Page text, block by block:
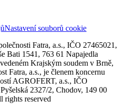
Nastavení souborů cookie
Fatra, a.s., IČO 27465021,
Bati 1541, 763 61 Napajedla
Krajským soudem v Brně,
Fatra, a.s., je členem koncernu
AGROFERT, a.s., IČO
2327/2, Chodov, 149 00
rights reserved